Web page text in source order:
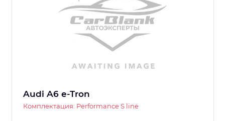
Audi A6 e-Tron
Комплектация: Performance S line